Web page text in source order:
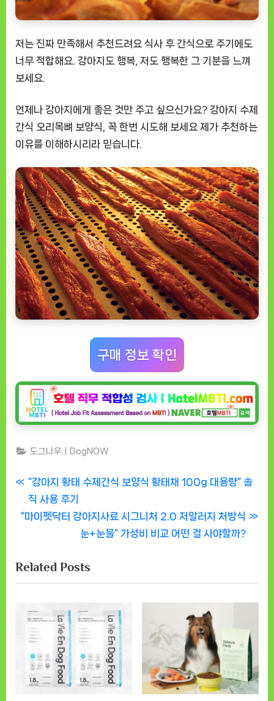
저는 진짜 만족해서 추천드려요 식사 후 간식으로 주기에도
너무 적합해요. 강아지도 행복, 저도 행복한 그 기분을 느껴
보세요.
언제나 강아지에게 좋은 것만 주고 싶으신가요? 강아지 수제
간식 오리목뼈 보양식
, 꼭 한번 시도해 보세요 제가 추천하는
이유를 이해하시리라 믿습니다.
구매 정보 확인
도그나우ㅣDogNOW
글
탐
P
r
e
o
u
P
o
s
t
:
“강아지 황태 수제간식 보양식 황태채 100g 대용량” 솔
직 사용 후기
N
t
P
“마이펫닥터 강아지사료 시그니처 2.0 저알러지 처방식
눈+눈물” 가성비 비교 어떤 걸 사야할까?
Related Posts